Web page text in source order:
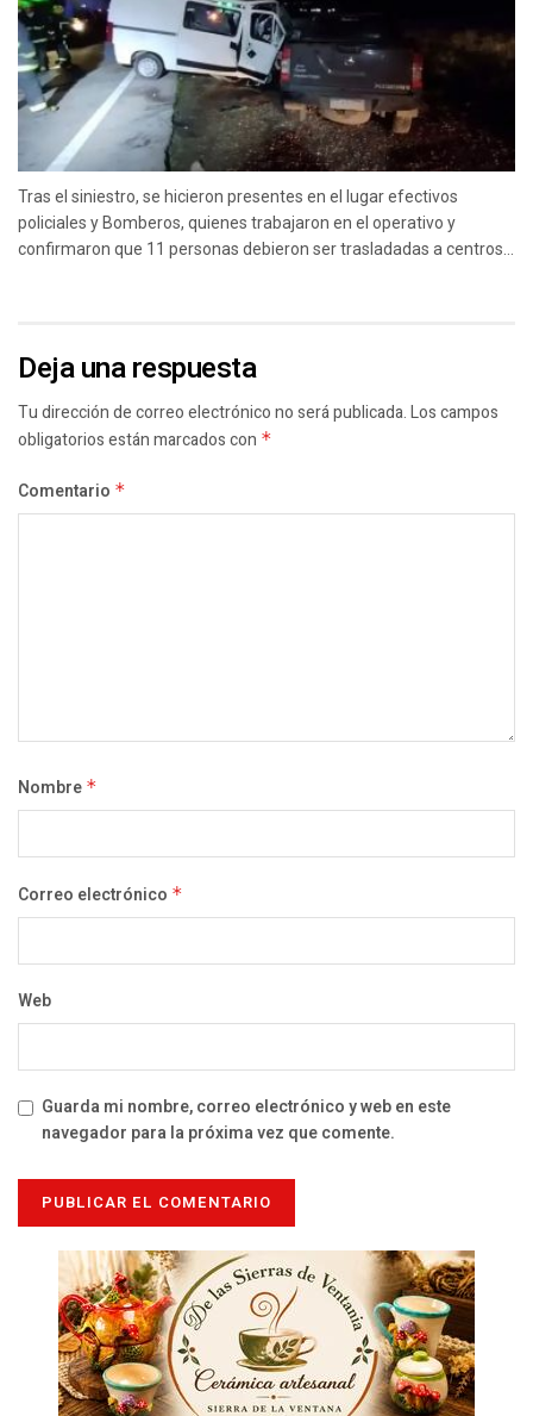
Tras el siniestro, se hicieron presentes en el lugar efectivos
policiales y Bomberos, quienes trabajaron en el operativo y
confirmaron que 11 personas debieron ser trasladadas a centros...
Deja una respuesta
Tu dirección de correo electrónico no será publicada.Los campos
obligatorios están marcados con *
Comentario *
Nombre *
Correo electrónico *
Web
Guarda mi nombre, correo electrónico y web en este
navegador para la próxima vez que comente.